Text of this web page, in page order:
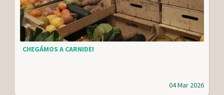
04 Mar 2026
CHEGÁMOS A CARNIDE!